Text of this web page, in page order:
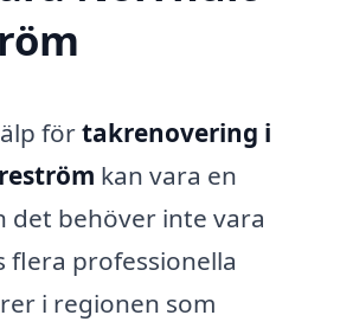
förtakrenovering i
kan vara en
det behöver inte vara
flera professionella
i regionen som